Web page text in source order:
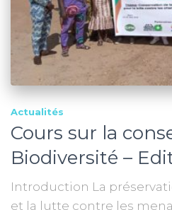
Actualités
Cours sur la
Biodiversité –
Introduction La
et la lutte contre les